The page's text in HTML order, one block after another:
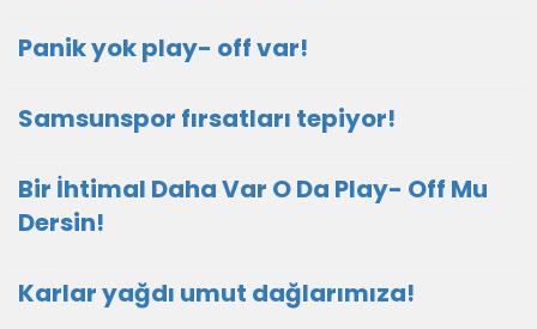
Panik yok play- off var!
Samsunspor fırsatları tepiyor!
Bir İhtimal Daha Var O Da Play- Off Mu
Dersin!
Karlar yağdı umut dağlarımıza!